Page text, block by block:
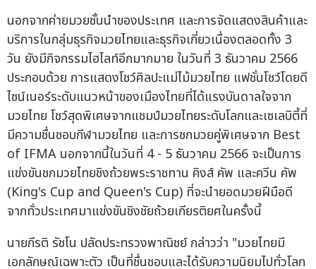
นอกจากค่ายมวยชั้นนำของประเทศ และการจัดแสดงสินค้าและ
บริการในกลุ่มธุรกิจมวยไทยและธุรกิจเกี่ยวเนื่องตลอดทั้ง 3
วัน ยังมีกิจกรรมไฮไลท์อีกมากมาย ในวันที่ 3 ธันวาคม 2566
ประกอบด้วย การแสดงโชว์ศิลปะแม่ไม้มวยไทย แฟชั่นโชว์โดยดี
ไซน์เนอร์ระดับแนวหน้าของเมืองไทยที่ได้แรงบันดาลใจจาก
มวยไทย โชว์สุดพิเศษจากแชมป์มวยไทยระดับโลกและเซเลบิตี้ที่
มีความชื่นชอบกีฬามวยไทย และการชกมวยคู่พิเศษจาก Best
of IFMA นอกจากนี้ในวันที่ 4 - 5 ธันวาคม 2566 จะเป็นการ
แข่งขันชกมวยไทยชิงถ้วยพระราชทาน คิงส์ คัพ และควีน คัพ
(King's Cup and Queen's Cup) ที่จะนำยอดมวยฝีมือดี
จากทั่วประเทศมาแข่งขันชิงชัยถ้วยเกียรติยศในครั้งนี้
นายกีรติ รัชโน ปลัดประทรวงพาณิชย์ กล่าวว่า "มวยไทยมี
เอกลักษณ์เฉพาะตัว เป็นที่ชื่นชอบและได้รับความนิยมไปทั่วโลก